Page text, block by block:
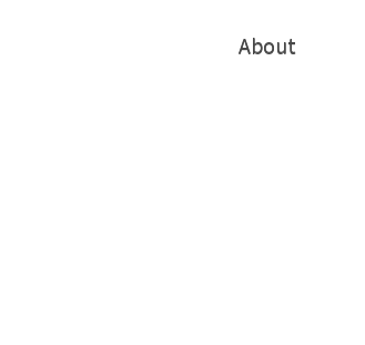
About
About